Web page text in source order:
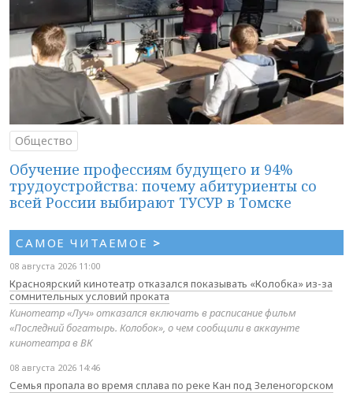
Общество
Обучение профессиям будущего и 94%
трудоустройства: почему абитуриенты со
всей России выбирают ТУСУР в Томске
САМОЕ ЧИТАЕМОЕ >
08 августа 2026 11:00
Красноярский кинотеатр отказался показывать «Колобка» из-за
сомнительных условий проката
Кинотеатр «Луч» отказался включать в расписание фильм
«Последний богатырь. Колобок», о чем сообщили в аккаунте
кинотеатра в ВК
08 августа 2026 14:46
Семья пропала во время сплава по реке Кан под Зеленогорском